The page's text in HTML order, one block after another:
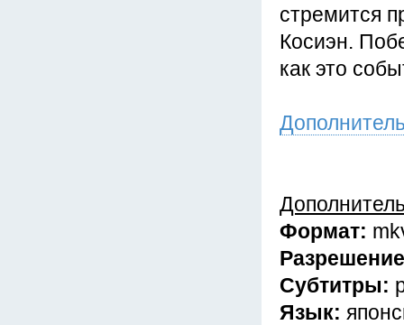
стремится
Косиэн.
как это
Формат:
Субтитры:
Язык: